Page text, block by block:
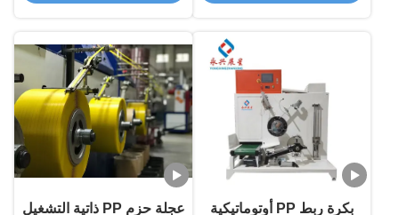
بكرة ربط PP أوتوماتيكية
عجلة حزم PP ذاتية التشغيل